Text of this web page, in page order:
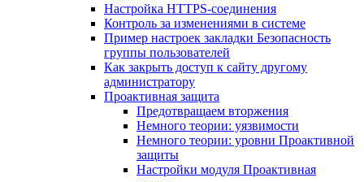
Настройка HTTPS-соединения
Контроль за изменениями в системе
Пример настроек закладки Безопасность
группы пользователей
Как закрыть доступ к сайту другому
администратору
Проактивная защита
Предотвращаем вторжения
Немного теории: уязвимости
Немного теории: уровни Проактивной
защиты
Настройки модуля Проактивная